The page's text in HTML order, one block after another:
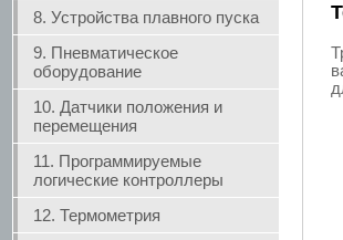
8. Устройства плавного пуска
9. Пневматическое
оборудование
10. Датчики положения и
перемещения
11. Программируемые
логические контроллеры
12. Термометрия